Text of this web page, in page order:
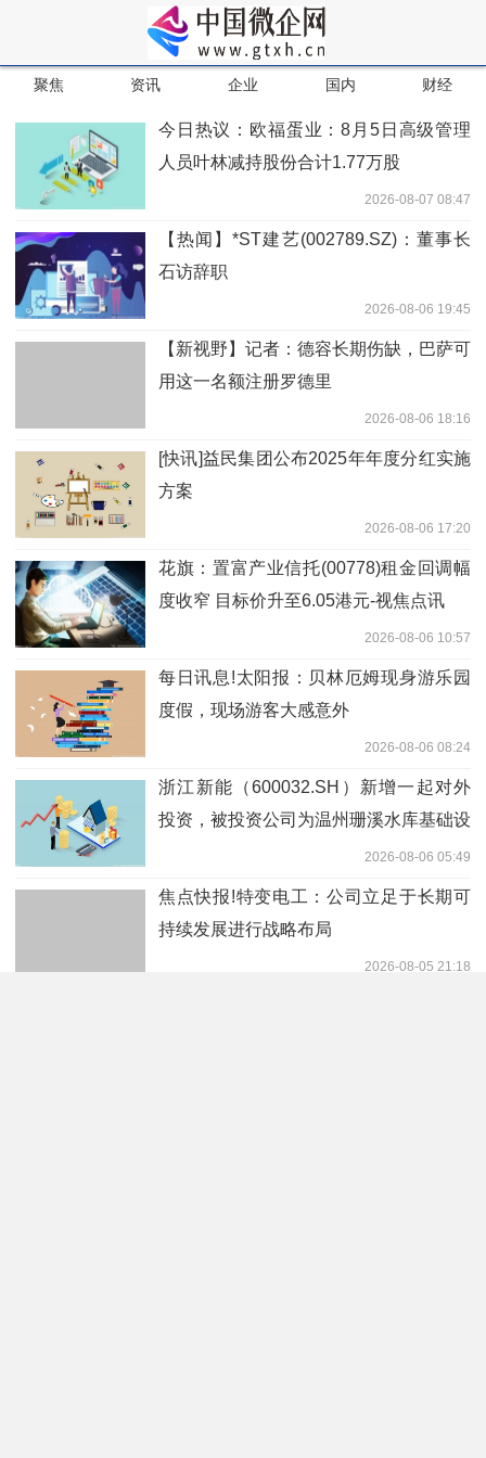
聚焦 资讯 企业 国内 财经
今日热议：欧福蛋业：8月5日高级管理
人员叶林减持股份合计1.77万股
2026-08-07 08:47
【热闻】*ST建艺(002789.SZ)：董事长
石访辞职
2026-08-06 19:45
【新视野】记者：德容长期伤缺，巴萨可
用这一名额注册罗德里
2026-08-06 18:16
[快讯]益民集团公布2025年年度分红实施
方案
2026-08-06 17:20
花旗：置富产业信托(00778)租金回调幅
度收窄 目标价升至6.05港元-视焦点讯
2026-08-06 10:57
每日讯息!太阳报：贝林厄姆现身游乐园
度假，现场游客大感意外
2026-08-06 08:24
浙江新能（600032.SH）新增一起对外
投资，被投资公司为温州珊溪水库基础设
2026-08-06 05:49
焦点快报!特变电工：公司立足于长期可
持续发展进行战略布局
2026-08-05 21:18